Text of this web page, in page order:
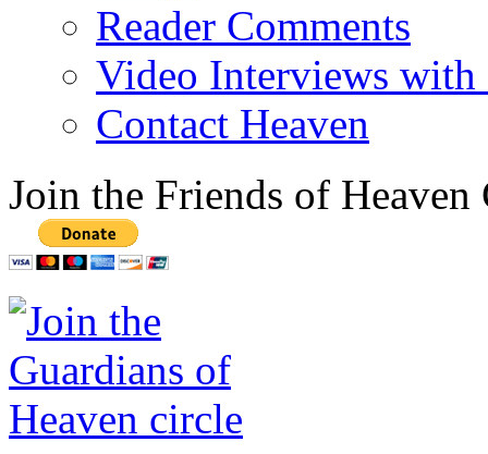
Reader Comments
Video Interviews with
Contact Heaven
Join the Friends of Heaven